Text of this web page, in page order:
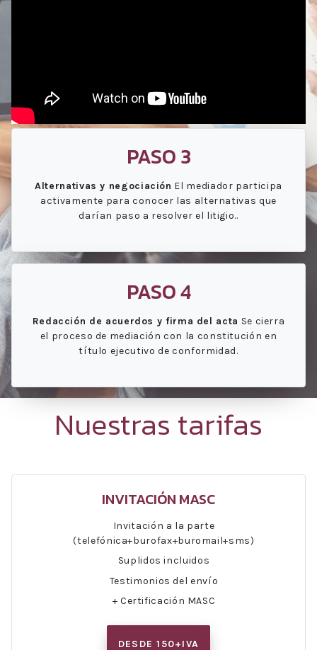
PASO 3
Alternativas y negociación El mediador participa
activamente para conocer las alternativas que
darían paso a resolver el litigio..
PASO 4
Redacción de acuerdos y firma del acta Se cierra
el proceso de mediación con la constitución en
título ejecutivo de conformidad.
Nuestras tarifas
INVITACIÓN MASC
Invitación a la parte
(telefónica+burofax+buromail+sms)
Suplidos incluidos
Testimonios del envío
+ Certificación MASC
DESDE 150+IVA